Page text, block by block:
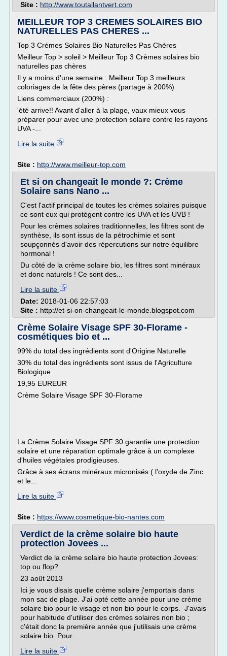
Site : http://www.toutallantvert.com
MEILLEUR TOP 3 CREMES SOLAIRES BIO
NATURELLES PAS CHERES ...
Top 3 Crèmes Solaires Bio Naturelles Pas Chères
Meilleur Top > soleil > Meilleur Top 3 Crèmes solaires bio
naturelles pas chères
Il y a moins d'une semaine : Meilleur Top 3 meilleurs
coloriages de la fête des pères (partage à 200%)
Liens commerciaux (200%) :
'été arrive!! Avant d'aller à la plage, vaux mieux vous
préparer pour avec une protection solaire contre les rayons
UVA -...
Lire la suite
Site : http://www.meilleur-top.com
Et si on changeait le monde ?: Crème
Solaire sans Nano ...
C'est l'actif principal de toutes les crèmes solaires puisque
ce sont eux qui protègent contre les UVA et les UVB !
Pour les crèmes solaires traditionnelles, les filtres sont de
synthèse, ils sont issus de la pétrochimie et sont
soupçonnés d'avoir des répercutions sur notre équilibre
hormonal !
Du côté de la crème solaire bio, les filtres sont minéraux
et donc naturels ! Ce sont des...
Lire la suite
Date: 2018-01-06 22:57:03
Site : http://et-si-on-changeait-le-monde.blogspot.com
Crème Solaire Visage SPF 30-Florame -
cosmétiques bio et ...
99% du total des ingrédients sont d'Origine Naturelle
30% du total des ingrédients sont issus de l'Agriculture
Biologique
19,95 EUREUR
Crème Solaire Visage SPF 30-Florame
La Crème Solaire Visage SPF 30 garantie une protection
solaire et une réparation optimale grâce à un complexe
d'huiles végétales prodigieuses.
Grâce à ses écrans minéraux micronisés ( l'oxyde de Zinc
et le...
Lire la suite
Site : https://www.cosmetique-bio-nantes.com
Verdict de la crème solaire bio haute
protection Jovees ...
Verdict de la crème solaire bio haute protection Jovees:
top ou flop?
23 août 2013
Ici je vous disais quelle crème solaire j'emportais dans
mon sac de plage. J'ai opté cette année pour une crème
solaire bio pour le visage et non bio pour le corps. J'avais
pour habitude d'utiliser des crèmes solaires non bio ;
c'était donc la première année que j'utilisais une crème
solaire bio. Pour...
Lire la suite